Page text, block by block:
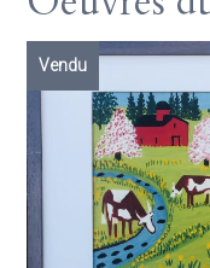
Vendu